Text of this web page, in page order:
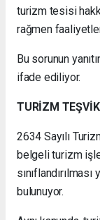
turizm tesisi
rağmen
Bu sorunun
ifade ediliyor.
TURİZM
2634 Sayılı
belgeli turizm
bulunuyor.